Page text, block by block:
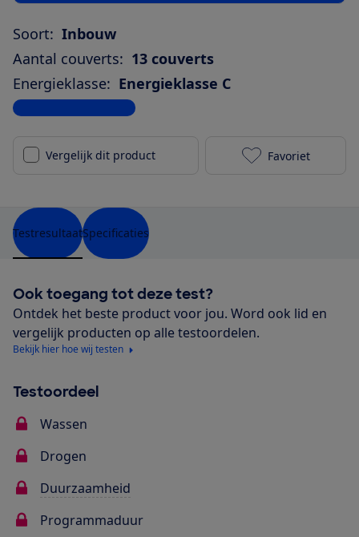
Soort: Inbouw
Aantal couverts: 13 couverts
Energieklasse: Energieklasse C
Bekijk alle specificaties
Vergelijk dit product Miele G 5260
Favoriet
TestresultaatSpecificaties
Ook toegang tot deze test?
Ontdek het beste product voor jou. Word ook lid en
vergelijk producten op alle testoordelen.
Bekijk hier hoe wij testen
Testoordeel
Wassen
Drogen
Duurzaamheid
Programmaduur